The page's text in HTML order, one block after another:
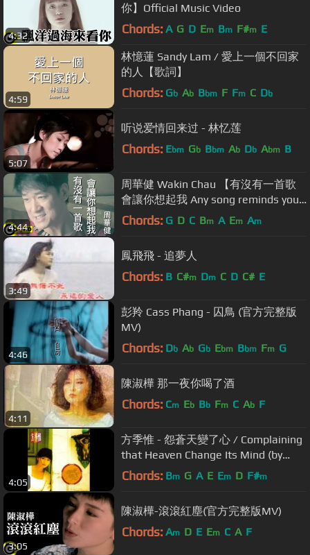
4:32
你】Official Music Video
Chords: A G D Em Bm F#m E
4:59
林憶蓮 Sandy Lam / 愛上一個不回家
的人【歌詞】
Chords: Gb Ab Bbm F Fm C Db
5:07
听说爱情回来过 - 林忆莲
Chords: Ebm Gb Bbm Ab Db Abm B
4:44
周華健 Wakin Chau 【有沒有一首歌
會讓你想起我 Any song reminds you
or me? 】中視「青蛇與白蛇」片尾曲
Chords: G D C Bm A Em Am
3:49
鳳飛飛 - 追夢人
Chords: B C#m Dm C D C# E
4:46
彭羚 Cass Phang - 囚鳥 (官方完整版
MV)
Chords: Db Ab Gb Ebm Bbm Fm G
4:11
陳淑樺 那一夜你喝了酒
Chords: Cm Eb Bb Fm C Ab F
4:05
方季惟 - 怨蒼天變了心 / Complaining
that Heaven Change Its Mind (by
Sophia Fang)
Chords: Bm G A E Em D F#m
3:05
陳淑樺-滾滾紅塵(官方完整版MV)
Chords: Am D E Em C A F